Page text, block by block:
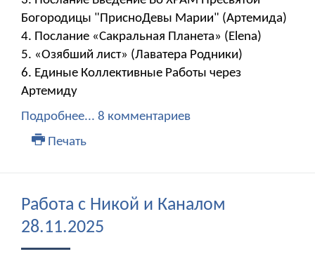
Богородицы "ПрисноДевы Марии" (Артемида)
4. Послание «Сакральная Планета» (Elena)
5. «Озябший лист» (Лаватера Родники)
6. Единые Коллективные Работы через
Артемиду
Подробнее... 8 комментариев
Печать
Работа с Никой и Каналом
28.11.2025